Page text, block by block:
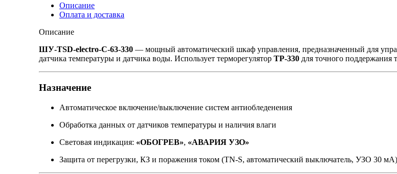
Описание
Оплата и доставка
Описание
ШУ-TSD-electro-C-63-330 — мощный автоматический шкаф управления, предназначенный для
датчика температуры и датчика воды. Использует терморегулятор ТР-330 для точного поддержания
Назначение
Автоматическое включение/выключение систем антиобледенения
Обработка данных от датчиков температуры и наличия влаги
Световая индикация: «ОБОГРЕВ», «АВАРИЯ УЗО»
Защита от перегрузки, КЗ и поражения током (TN-S, автоматический выключатель, УЗО 30 мА)